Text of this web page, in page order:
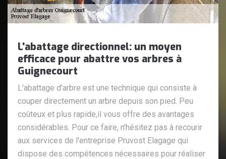
L'abattage directionnel: un moyen
efficace pour abattre vos arbres à
Guignecourt
L'abattage d'arbre est une technique qui consiste à
couper directement un arbre depuis son pied. Peu
coûteux et plus rapide,il vous offre des avantages
considérables. Pour ce faire, n'hésitez pas à recourir
aux services de l'entreprise Pruvost Elagage qui
dispose des compétences nécessaires pour réaliser